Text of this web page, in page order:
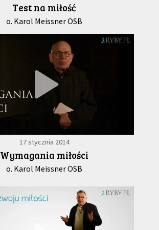
Test na miłość
o. Karol Meissner OSB
17 stycznia 2014
Wymagania miłości
o. Karol Meissner OSB